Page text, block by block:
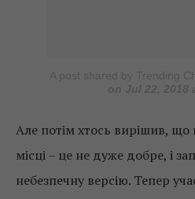
Але потім хтось вирішив,
місці – це не дуже добре, і
небезпечну версію. Тепер